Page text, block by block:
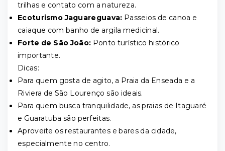
trilhas e contato com a natureza.
Ecoturismo Jaguareguava: Passeios de canoa e
caiaque com banho de argila medicinal.
Forte de São João: Ponto turístico histórico
importante.
Dicas:
Para quem gosta de agito, a Praia da Enseada e a
Riviera de São Lourenço são ideais.
Para quem busca tranquilidade, as praias de Itaguaré
e Guaratuba são perfeitas.
Aproveite os restaurantes e bares da cidade,
especialmente no centro.